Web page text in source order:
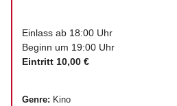
Einlass ab 18:00 Uhr
Beginn um 19:00 Uhr
Eintritt 10,00 €
Genre: Kino